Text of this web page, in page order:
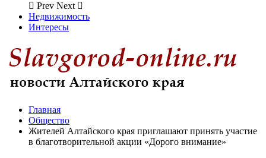
Prev Next
Недвижимость
Интересы
Главная
Общество
Жителей Алтайского края приглашают принять участие
в благотворительной акции «Дорого внимание»